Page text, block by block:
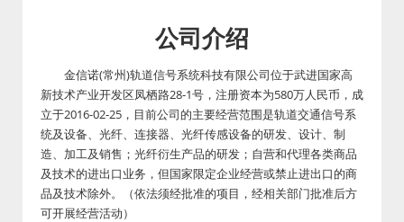
公司介绍
金信诺(常州)轨道信号系统科技有限公司位于武进国家高
新技术产业开发区凤栖路28-1号，注册资本为580万人民币，成
立于2016-02-25，目前公司的主要经营范围是轨道交通信号系
统及设备、光纤、连接器、光纤传感设备的研发、设计、制
造、加工及销售；光纤衍生产品的研发；自营和代理各类商品
及技术的进出口业务，但国家限定企业经营或禁止进出口的商
品及技术除外。（依法须经批准的项目，经相关部门批准后方
可开展经营活动）